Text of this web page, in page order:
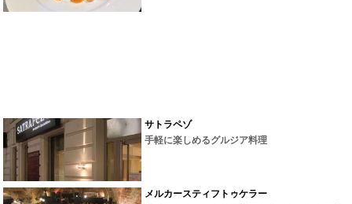
サトラペゾ
手軽に楽しめるグルジア料理
メルカースティフトゥケラー